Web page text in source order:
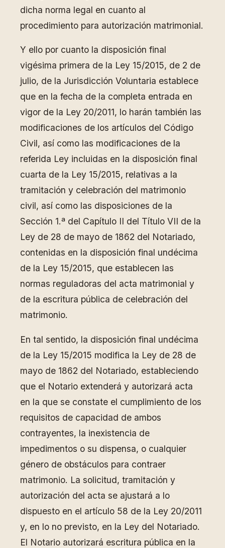
dicha norma legal en cuanto al
procedimiento para autorización matrimonial.
Y ello por cuanto la disposición final
vigésima primera de la Ley 15/2015, de 2 de
julio, de la Jurisdicción Voluntaria establece
que en la fecha de la completa entrada en
vigor de la Ley 20/2011, lo harán también las
modificaciones de los artículos del Código
Civil, así como las modificaciones de la
referida Ley incluidas en la disposición final
cuarta de la Ley 15/2015, relativas a la
tramitación y celebración del matrimonio
civil, así como las disposiciones de la
Sección 1.ª del Capítulo II del Título VII de la
Ley de 28 de mayo de 1862 del Notariado,
contenidas en la disposición final undécima
de la Ley 15/2015, que establecen las
normas reguladoras del acta matrimonial y
de la escritura pública de celebración del
matrimonio.
En tal sentido, la disposición final undécima
de la Ley 15/2015 modifica la Ley de 28 de
mayo de 1862 del Notariado, estableciendo
que el Notario extenderá y autorizará acta
en la que se constate el cumplimiento de los
requisitos de capacidad de ambos
contrayentes, la inexistencia de
impedimentos o su dispensa, o cualquier
género de obstáculos para contraer
matrimonio. La solicitud, tramitación y
autorización del acta se ajustará a lo
dispuesto en el artículo 58 de la Ley 20/2011
y, en lo no previsto, en la Ley del Notariado.
El Notario autorizará escritura pública en la